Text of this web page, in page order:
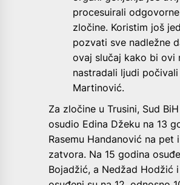
procesuirali
zločine. Koristim još
pozvati sve nadležne
ovaj slučaj kako bi ovi
nastradali ljudi
Martinović.
Za zločine u Trusini, Sud
osudio Edina Džeku na 13
Rasemu Handanović na pet
zatvora. Na 15 godina
Bojadžić, a Nedžad Hodžić